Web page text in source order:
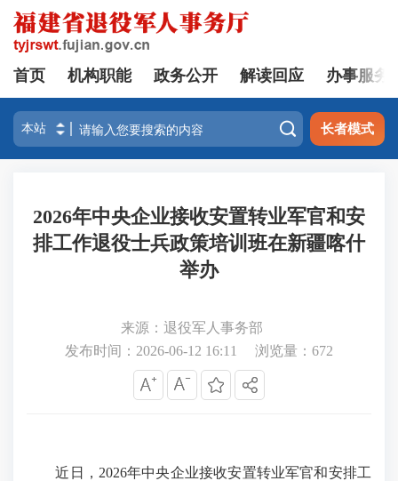
首页 机构职能 政务公开 解读回应 办事服务
 长者模式
2026年中央企业接收安置转业军官和安
排工作退役士兵政策培训班在新疆喀什
举办
来源：退役军人事务部
发布时间：2026-06-12 16:11
浏览量： 672
近日，2026年中央企业接收安置转业军官和安排工